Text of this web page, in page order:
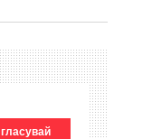
гласувай